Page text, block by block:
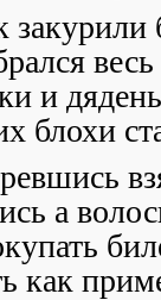
закурили
и
блохи
а
как